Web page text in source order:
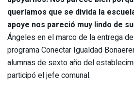
queríamos que se divida la
apoye nos pareció muy lindo de
Ángeles en el marco de la entrega
programa Conectar Igualdad
alumnas de sexto año del
participó el jefe comunal.